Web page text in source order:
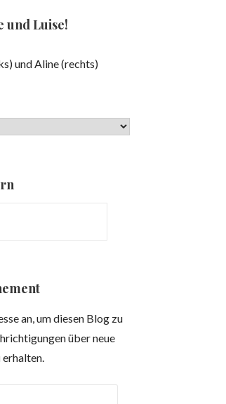
und Luise!
und Aline (rechts)
an, um diesen Blog zu
über neue